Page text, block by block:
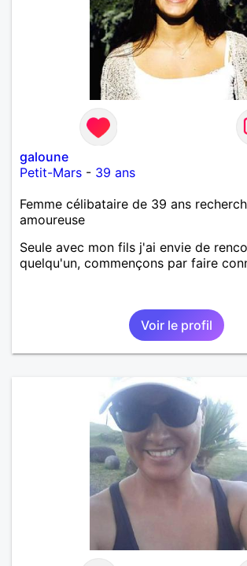
galoune
Petit-Mars - 39 ans
Femme célibataire de 39 ans
amoureuse
Seule avec mon fils j'ai envie de
quelqu'un, commençons par faire
Voir le profil